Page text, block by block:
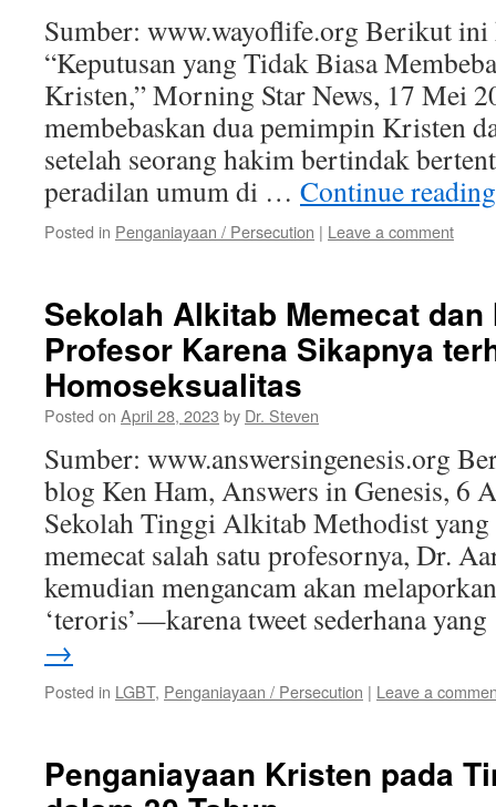
Sumber: www.wayoflife.org Berikut
“Keputusan yang Tidak Biasa
Kristen,” Morning Star News, 17 Mei
membebaskan dua pemimpin Kristen
setelah seorang hakim bertindak
peradilan umum di … Continue
Posted in Penganiayaan / Persecution | Leave a comment
Sekolah Alkitab Memecat dan
Profesor Karena Sikapnya
Homoseksualitas
Posted on April 28, 2023 by Dr. Steven
Sumber: www.answersingenesis.org
blog Ken Ham, Answers in Genesis, 6
Sekolah Tinggi Alkitab Methodist
memecat salah satu profesornya, Dr.
kemudian mengancam akan
‘teroris’—karena tweet sederhana
→
Posted in LGBT, Penganiayaan / Persecution | Leave a
Penganiayaan Kristen pada